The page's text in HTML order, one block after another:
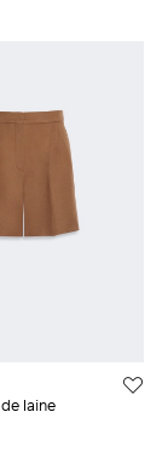
laine